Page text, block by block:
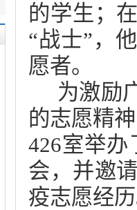
的学生；
“战士”，
愿者。
为激励
的志愿精
426室举办
会，并邀
疫志愿经